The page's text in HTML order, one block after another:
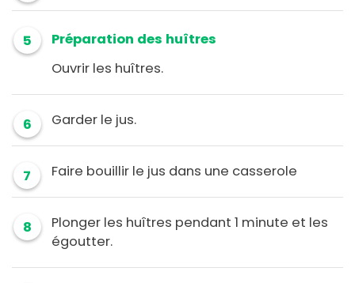
5
Préparation des huîtres
Ouvrir les huîtres.
6 Garder le jus.
7 Faire bouillir le jus dans une casserole
8
Plonger les huîtres pendant 1 minute et les
égoutter.